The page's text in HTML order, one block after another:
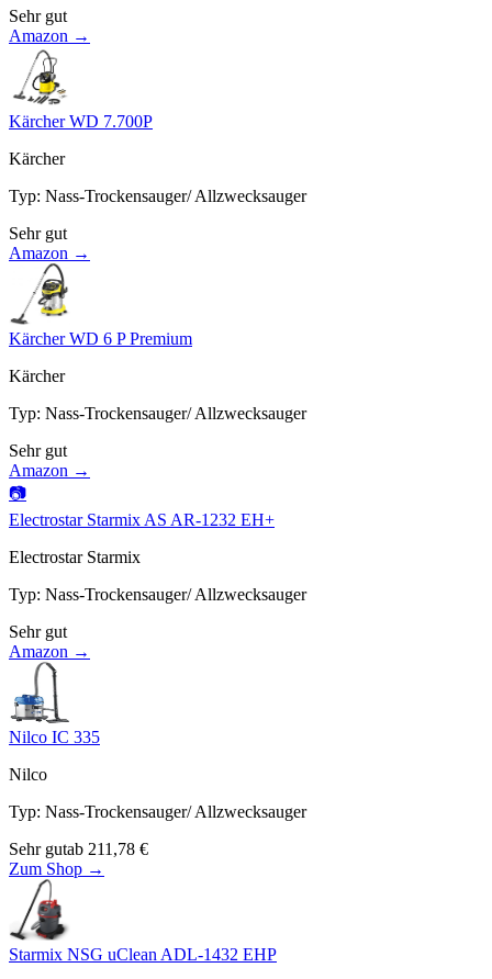
Sehr gut
Amazon →
Kärcher WD 7.700P
Kärcher
Typ: Nass-Trockensauger/ Allzwecksauger
Sehr gut
Amazon →
Kärcher WD 6 P Premium
Kärcher
Typ: Nass-Trockensauger/ Allzwecksauger
Sehr gut
Amazon →
📷
Electrostar Starmix AS AR-1232 EH+
Electrostar Starmix
Typ: Nass-Trockensauger/ Allzwecksauger
Sehr gut
Amazon →
Nilco IC 335
Nilco
Typ: Nass-Trockensauger/ Allzwecksauger
Sehr gutab 211,78 €
Zum Shop →
Starmix NSG uClean ADL-1432 EHP